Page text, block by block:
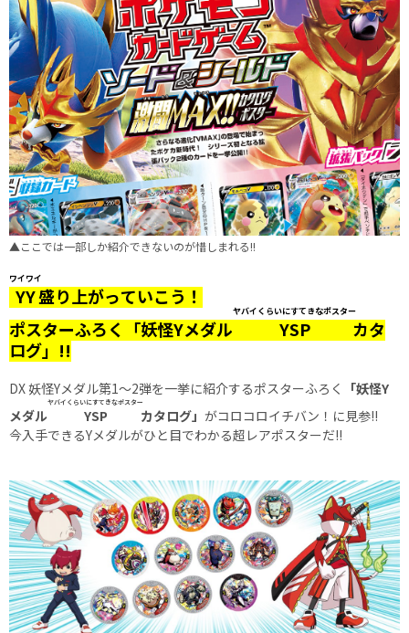
▲ここでは一部しか紹介できないのが惜しまれる!!
YY
ワイワイ
盛り上がっていこう！
ポスターふろく「妖怪Yメダル
YSP
ヤバイくらいにすてきなポスター
カタ
ログ」!!
DX 妖怪Yメダル第1～2弾を一挙に紹介するポスターふろく
「妖怪Y
メダル
YSP
ヤバイくらいにすてきなポスター
カタログ」 がコロコロイチバン！に見参!!
今入手できるYメダルがひと目でわかる超レアポスターだ!!